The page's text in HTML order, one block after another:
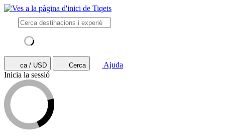
ca / USD Cerca
Ajuda
Inicia la sessió